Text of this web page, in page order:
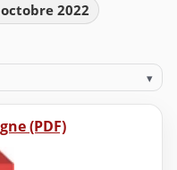
2022
▾
(PDF)